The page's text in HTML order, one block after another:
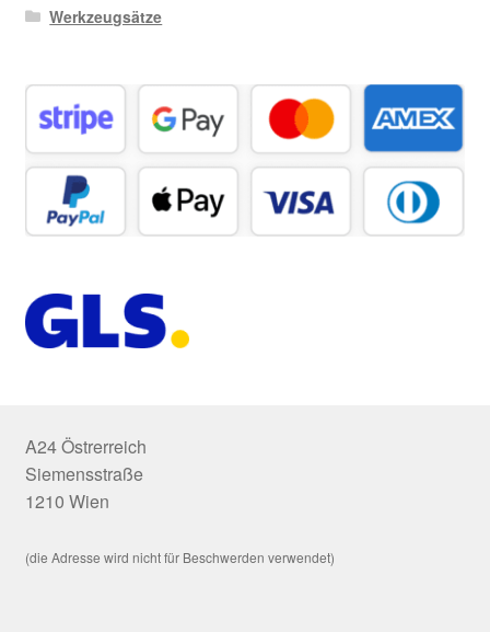
Werkzeugsätze
A24 Östrerreich
Siemensstraße
1210 Wien
(die Adresse wird nicht für Beschwerden verwendet)